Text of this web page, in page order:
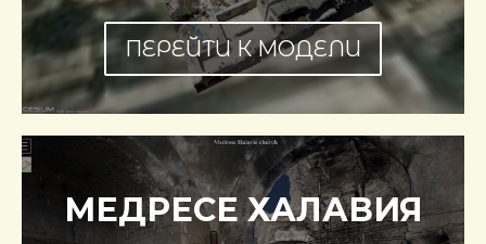
ПЕРЕЙТИ К МОДЕЛИ
МЕДРЕСЕ ХАЛАВИЯ